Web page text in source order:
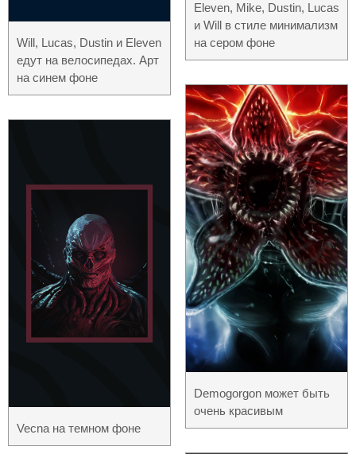
Will, Lucas, Dustin и Eleven
едут на велосипедах. Арт
на синем фоне
Vecna на темном фоне
Eleven, Mike, Dustin, Lucas
и Will в стиле минимализм
на сером фоне
Demogorgon может быть
очень красивым